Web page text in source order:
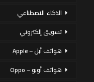
الذكاء الاصطناعي
تسويق إلكتروني
هواتف أبل – Apple
هواتف أوبو – Oppo